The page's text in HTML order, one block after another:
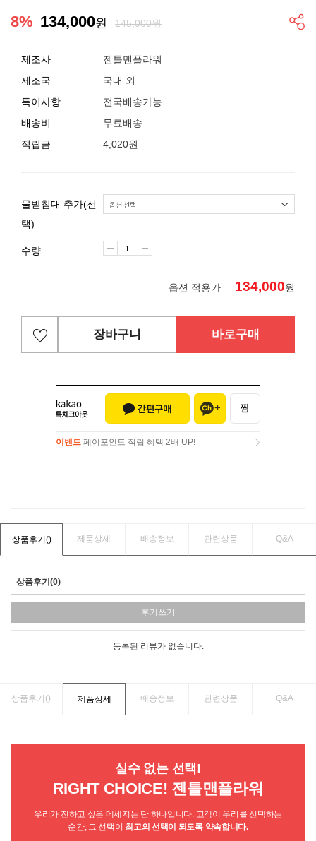
8% 134,000원 145,000원
제조사
젠틀맨플라워
제조국
국내 외
특이사항
전국배송가능
배송비
무료배송
적립금
4,020원
물받침대 추가(선
택)
수량
옵션 적용가 134,000원
장바구니 바로구매
이벤트 페이포인트 적립 혜택 2배 UP!
상품후기() 제품상세 배송정보 관련상품 Q&A
상품후기(0)
후기쓰기
등록된 리뷰가 없습니다.
상품후기() 제품상세 배송정보 관련상품 Q&A
실수 없는 선택!
RIGHT CHOICE! 젠틀맨플라워
우리가 전하고 싶은 메세지는 단 하나입니다. 고객이 우리를 선택하는
순간, 그 선택이 최고의 선택이 되도록 약속합니다.